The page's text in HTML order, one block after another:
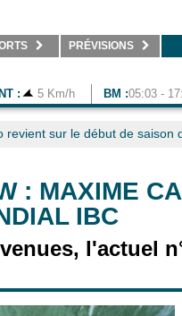
PRÉVISIONS
: 5 Km/h BM :05:03 -
revient sur le début de saison
: MAXIME
IBC
l'actuel